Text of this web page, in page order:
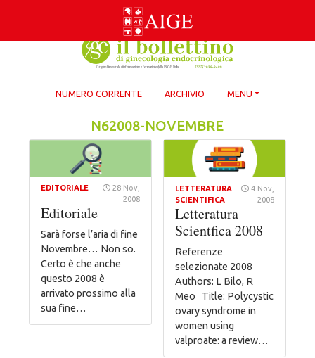
NUMERO CORRENTE ARCHIVIO MENU
N62008-NOVEMBRE
EDITORIALE
28 Nov,
2008
Editoriale
Sarà forse l’aria di fine
Novembre… Non so.
Certo è che anche
questo 2008 è
arrivato prossimo alla
sua fine…
LETTERATURA
SCIENTIFICA
4 Nov,
2008
Letteratura
Scientfica 2008
Referenze
selezionate 2008
Authors: L Bilo, R
Meo Title: Polycystic
ovary syndrome in
women using
valproate: a review…